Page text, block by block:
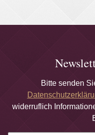
Bitte senden
widerruflich